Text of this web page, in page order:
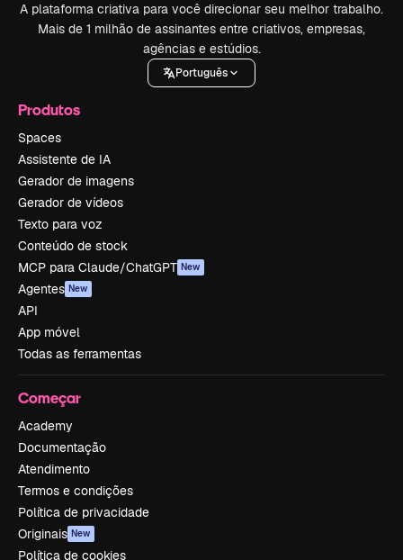
A plataforma criativa para você direcionar seu melhor trabalho.
Mais de 1 milhão de assinantes entre criativos, empresas,
agências e estúdios.
Português
Produtos
Spaces
Assistente de IA
Gerador de imagens
Gerador de vídeos
Texto para voz
Conteúdo de stock
MCP para Claude/ChatGPT New
Agentes New
API
App móvel
Todas as ferramentas
Começar
Academy
Documentação
Atendimento
Termos e condições
Política de privacidade
Originais New
Política de cookies